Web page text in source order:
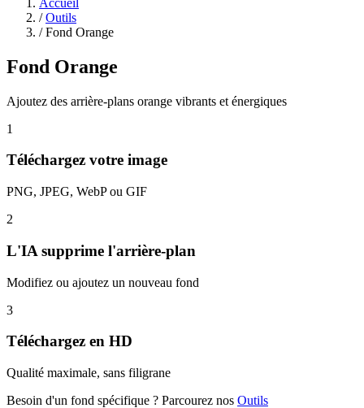
/ Outils
/ Fond Orange
Fond Orange
Ajoutez des arrière-plans orange vibrants et énergiques
1
Téléchargez votre image
PNG, JPEG, WebP ou GIF
2
L'IA supprime l'arrière-plan
Modifiez ou ajoutez un nouveau fond
3
Téléchargez en HD
Qualité maximale, sans filigrane
Besoin d'un fond spécifique ? Parcourez nos Outils